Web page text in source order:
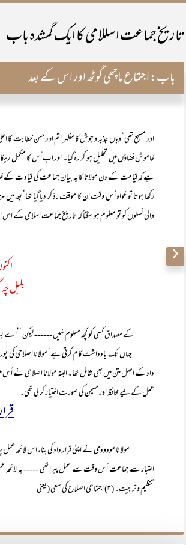
تاریخ جماعت اسللامی کا ایک گمشدہ باب
باب:اجتماع ماچھی گوٹھ اور اس کے بعد
اور مسجع تھی‘ وہاں جذبہ و جوش کا مظہر اتم اور حسن خطابت کا
خاموش فضاؤں میں تحلیل ہو کر رہ گیا۔ اور اب اُس کا مکمل
ہے کہ قیامت کے دن مولانا کا یہ بیان جماعت کی قیادت
رکھا ہوتا تو خواہ اُس وقت ان کا موقف ردّ کر دیا گیا تھا‘ بعد
والی نسلوں کو تو معلوم ہو سکتا کہ تاریخ جماعت اسلامی کے
بلبل
کے مصداق کسی کو کچھ معلوم نہیں ------ لیکن ’’اے بسا
جہاں تک یادداشت کام کرتی ہے‘ مولانا اصلاحی کی پوری
داد کے اصل متن میں بھی شامل تھا۔ البتہ مولانا اصلاحی نے اُس
عمل کے لیے محافظ اور مہیمن کی صورت اختیار کر لی تھی۔
تنظیم و تربیت۔ (۳) اجتماعی اصلاح کی سعی (یعنی